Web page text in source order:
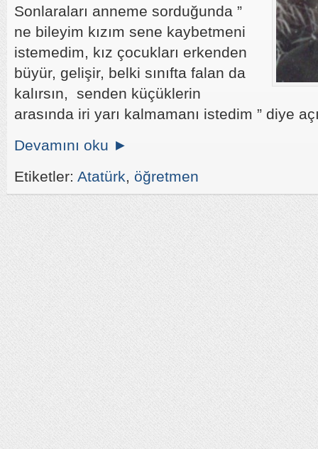
Sonlaraları anneme sorduğunda ”
ne bileyim kızım sene kaybetmeni
istemedim, kız çocukları erkenden
büyür, gelişir, belki sınıfta falan da
kalırsın, senden küçüklerin
arasında iri yarı kalmamanı istedim ” diye
Devamını oku ►
Etiketler: Atatürk, öğretmen